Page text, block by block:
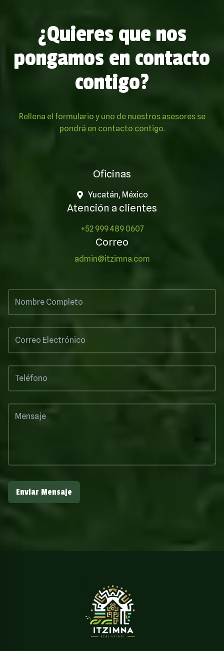
¿Quieres que nos
pongamos en contacto
contigo?
Rellena el formulario y uno de nuestros asesores se
pondrá en contacto contigo.
Oficinas
Yucatán, México
Atención a clientes
+52 999 489 0607
Correo
admin@itzimna.com
Enviar Mensaje